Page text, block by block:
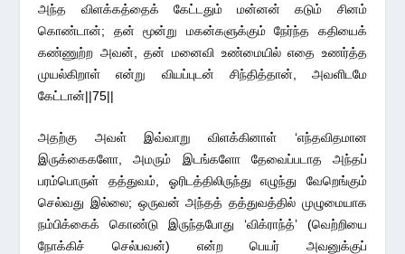
அந்த விளக்கத்தைக் கேட்டதும் மன்னன் கடும் சினம்
கொண்டான்; தன் மூன்று மகன்களுக்கும் நேர்ந்த கதியைக்
கண்ணுற்ற அவன், தன் மனைவி உண்மையில் எதை உணர்த்த
முயல்கிறாள் என்று வியப்புடன் சிந்தித்தான், அவளிடமே
கேட்டான்||75||
அதற்கு அவள் இவ்வாறு விளக்கினாள் ‘எந்தவிதமான
இருக்கைகளோ, அமரும் இடங்களோ தேவைப்படாத அந்தப்
பரம்பொருள் தத்துவம், ஓரிடத்திலிருந்து எழுந்து வேறெங்கும்
செல்வது இல்லை; ஒருவன் அந்தத் தத்துவத்தில் முழுமையாக
நம்பிக்கைக் கொண்டு இருந்தபோது ‘விக்ராந்த்’ (வெற்றியை
நோக்கிச் செல்பவன்) என்ற பெயர் அவனுக்குப்